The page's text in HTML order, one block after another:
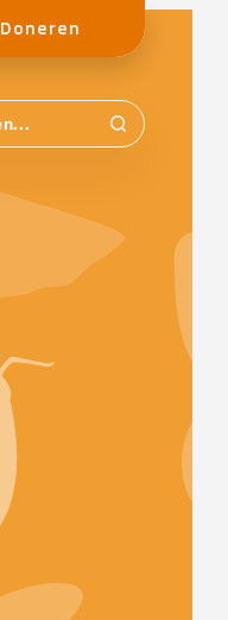
Doneren